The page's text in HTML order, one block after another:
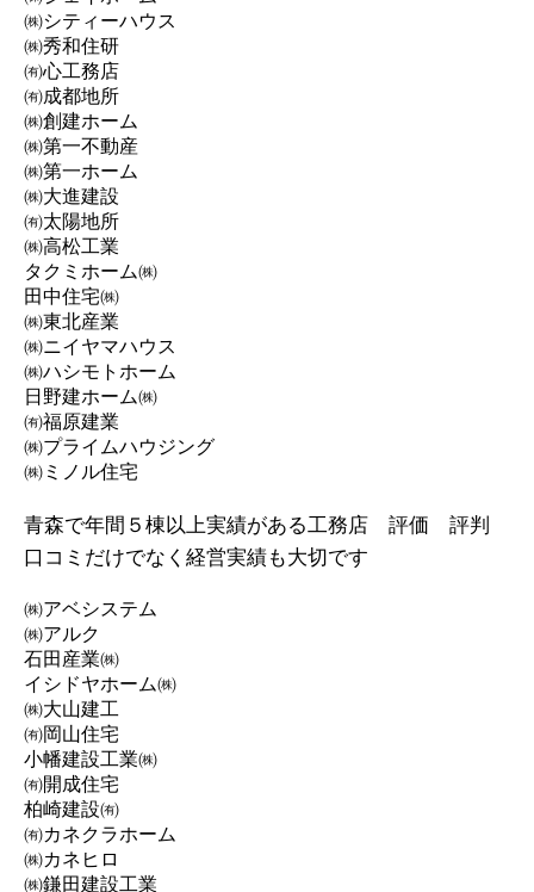
㈱シティーハウス
㈱秀和住研
㈲心工務店
㈲成都地所
㈱創建ホーム
㈱第一不動産
㈱第一ホーム
㈱大進建設
㈲太陽地所
㈱高松工業
タクミホーム㈱
田中住宅㈱
㈱東北産業
㈱ニイヤマハウス
㈱ハシモトホーム
日野建ホーム㈱
㈲福原建業
㈱プライムハウジング
㈱ミノル住宅
青森で年間５棟以上実績がある工務店 評価 評判
口コミだけでなく経営実績も大切です
㈱アベシステム
㈱アルク
石田産業㈱
イシドヤホーム㈱
㈱大山建工
㈲岡山住宅
小幡建設工業㈱
㈲開成住宅
柏崎建設㈲
㈲カネクラホーム
㈱カネヒロ
㈱鎌田建設工業